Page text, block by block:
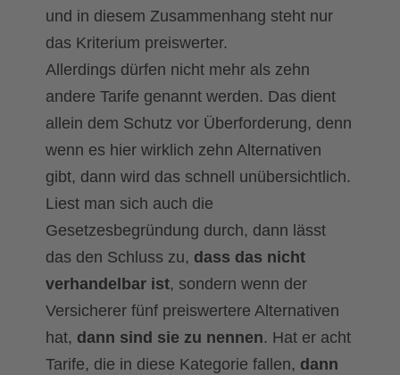
und in diesem Zusammenhang steht nur
das Kriterium preiswerter.
Allerdings dürfen nicht mehr als zehn
andere Tarife genannt werden. Das dient
allein dem Schutz vor Überforderung, denn
wenn es hier wirklich zehn Alternativen
gibt, dann wird das schnell unübersichtlich.
Liest man sich auch die
Gesetzesbegründung durch, dann lässt
das den Schluss zu, dass das nicht
verhandelbar ist, sondern wenn der
Versicherer fünf preiswertere Alternativen
hat, dann sind sie zu nennen. Hat er acht
Tarife, die in diese Kategorie fallen, dann